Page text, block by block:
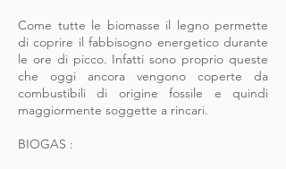
Come tutte le biomasse il legno permette
di coprire il fabbisogno energetico durante
le ore di picco. Infatti sono proprio queste
che oggi ancora vengono coperte da
combustibili di origine fossile e quindi
maggiormente soggette a rincari.
BIOGAS :